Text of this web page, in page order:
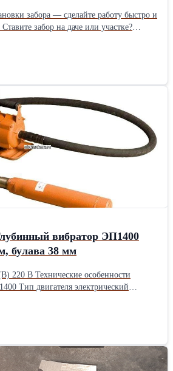
забора — сделайте работу быстро и
возьмите в аренду бензиновый копер
«загоняет» столбы в землю.
там, где вручную работали бы
смесь; понятную инструкцию и
работе; комплект насадок под разные
если возникнут вопросы с
вибратор ЭП1400
булава 38 мм
220 В Технические особенности
Тип двигателя электрический
Частота вибрации (виб/мин) 3000
булавы вибратора (мм) 38 Масса
1.54 Высокочастотчный да Способ
электрической сети Комплектация
бетона ЭП-1400, вал 3 м., наконечник